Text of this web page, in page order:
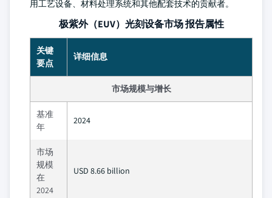
用工艺设备、材料处理系统和其他配套技术的贡献者。
极紫外（EUV）光刻设备市场 报告属性
关键
要点
详细信息
市场规模与增长
基准
年
2024
市场
规模
在
2024
USD 8.66 billion